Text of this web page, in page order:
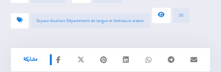
Espace étudiant Département de langue et littérature arabes
30